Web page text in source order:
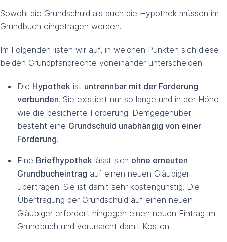
Sowohl die Grundschuld als auch die Hypothek müssen im
Grundbuch eingetragen werden.
Im Folgenden listen wir auf, in welchen Punkten sich diese
beiden Grundpfandrechte voneinander unterscheiden:
Die Hypothek ist untrennbar mit der Forderung
verbunden. Sie existiert nur so lange und in der Höhe
wie die besicherte Forderung. Demgegenüber
besteht eine Grundschuld unabhängig von einer
Forderung.
Eine Briefhypothek lässt sich ohne erneuten
Grundbucheintrag auf einen neuen Gläubiger
übertragen. Sie ist damit sehr kostengünstig. Die
Übertragung der Grundschuld auf einen neuen
Gläubiger erfordert hingegen einen neuen Eintrag im
Grundbuch und verursacht damit Kosten.